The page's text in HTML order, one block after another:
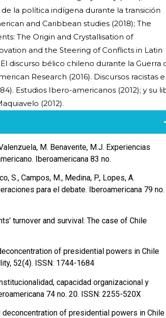
la política indígena durante la transición
and Caribbean studies (2018); The
The Origin and Crystallisation of
and the Steering of Conflicts in Latin
discurso bélico chileno durante la Guerra
Research (2016). Discursos racistas
Estudios Ibero-americanos (2012); y su
(2012).
M. Benavente, M.J. Experiencias
Iberoamericana 83 no.
S., Campos, M., Medina, P., Lopes, A.
para el debate. Iberoamericana 79 no.
turnover and survival: The case of Chile
of presidential powers in Chile
52(4). ISSN: 1744-1684
capacidad organizacional y
74 no. 20. ISSN: 2255-520X
deconcentration of presidential powers in Chile